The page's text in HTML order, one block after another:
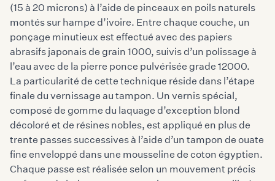
(15 à 20 microns) à l’aide de pinceaux en poils naturels
montés sur hampe d’ivoire. Entre chaque couche, un
ponçage minutieux est effectué avec des papiers
abrasifs japonais de grain 1000, suivis d’un polissage à
l’eau avec de la pierre ponce pulvérisée grade 12000.
La particularité de cette technique réside dans l’étape
finale du vernissage au tampon. Un vernis spécial,
composé de gomme du laquage d’exception blond
décoloré et de résines nobles, est appliqué en plus de
trente passes successives à l’aide d’un tampon de ouate
fine enveloppé dans une mousseline de coton égyptien.
Chaque passe est réalisée selon un mouvement précis